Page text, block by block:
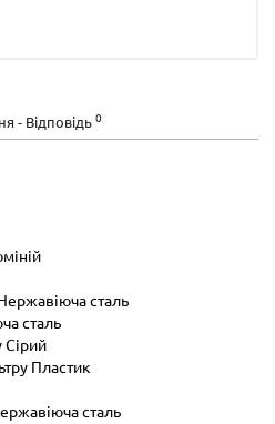
- Відповідь 0
сталь
сталь
Сірий
Пластик
сталь